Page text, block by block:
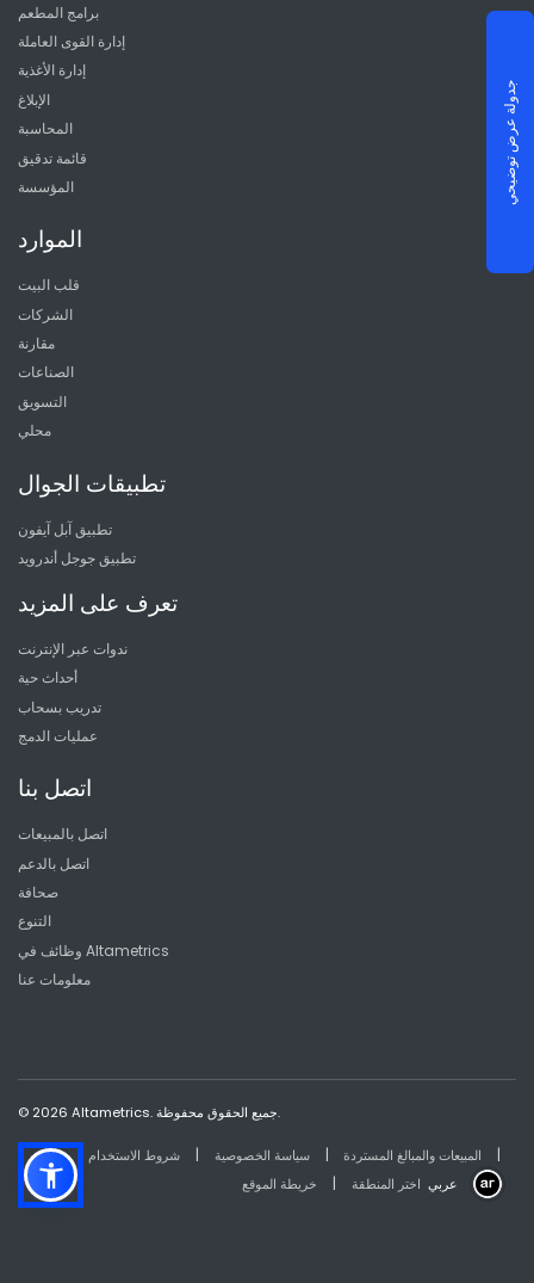
برامج المطعم
إدارة القوى العاملة
إدارة الأغذية
الإبلاغ
المحاسبة
قائمة تدقيق
المؤسسة
الموارد
قلب البيت
الشركات
مقارنة
الصناعات
التسويق
محلي
تطبيقات الجوال
تطبيق آبل آيفون
تطبيق جوجل أندرويد
تعرف على المزيد
ندوات عبر الإنترنت
أحداث حية
تدريب بسحاب
عمليات الدمج
اتصل بنا
اتصل بالمبيعات
اتصل بالدعم
صحافة
التنوع
وظائف في Altametrics
معلومات عنا
© 2026 Altametrics. جميع الحقوق محفوظة.
شروط الاستخدام | سياسة الخصوصية | المبيعات والمبالغ المستردة |
خريطة الموقع | اختر المنطقة عربي
جدولة عرض توضيحي